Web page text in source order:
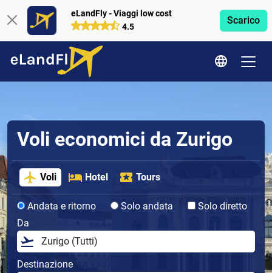
eLandFly - Viaggi low cost
4.5
Scarico
Voli economici da Zurigo
Voli Hotel Tours
Andata e ritorno Solo andata
Solo diretto
Da
Destinazione